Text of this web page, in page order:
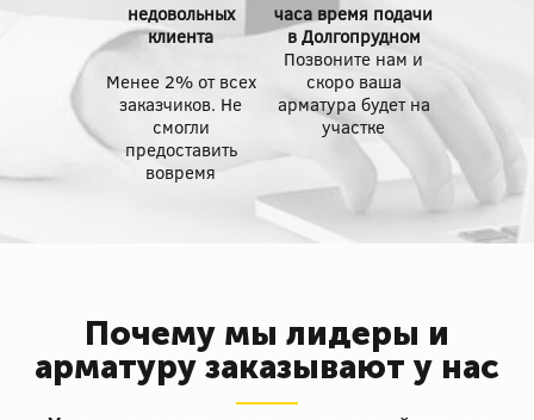
недовольных
клиента
Менее 2% от всех
заказчиков. Не
смогли
предоставить
вовремя
часа время подачи
в Долгопрудном
Позвоните нам и
скоро ваша
арматура будет на
участке
Почему мы лидеры и
арматуру заказывают у нас